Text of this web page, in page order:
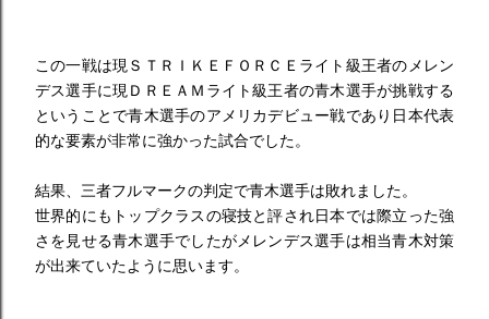
この一戦は現ＳＴＲＩＫＥＦＯＲＣＥライト級王者のメレン
デス選手に現ＤＲＥＡＭライト級王者の青木選手が挑戦する
ということで青木選手のアメリカデビュー戦であり日本代表
的な要素が非常に強かった試合でした。
結果、三者フルマークの判定で青木選手は敗れました。
世界的にもトップクラスの寝技と評され日本では際立った強
さを見せる青木選手でしたがメレンデス選手は相当青木対策
が出来ていたように思います。